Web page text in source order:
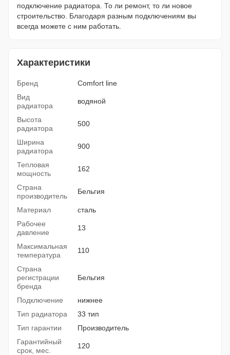
подключение радиатора. То ли ремонт, то ли новое
строительство. Благодаря разным подключениям вы
всегда можете с ним работать.
Характеристики
Бренд
Comfort line
Вид
радиатора
водяной
Высота
радиатора
500
Ширина
радиатора
900
Тепловая
мощность
162
Страна
производитель
Бельгия
Материал
сталь
Рабочее
давление
13
Максимальная
температура
110
Страна
регистрации
бренда
Бельгия
Подключение
нижнее
Тип радиатора
33 тип
Тип гарантии
Производитель
Гарантийный
срок, мес.
120